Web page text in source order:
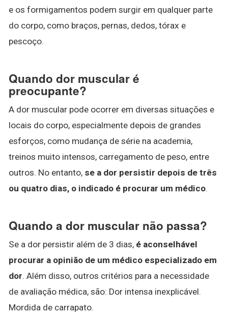
e os formigamentos podem surgir em qualquer parte
do corpo, como braços, pernas, dedos, tórax e
pescoço.
Quando dor muscular é
preocupante?
A dor muscular pode ocorrer em diversas situações e
locais do corpo, especialmente depois de grandes
esforços, como mudança de série na academia,
treinos muito intensos, carregamento de peso, entre
outros. No entanto, se a dor persistir depois de três
ou quatro dias, o indicado é procurar um médico.
Quando a dor muscular não passa?
Se a dor persistir além de 3 dias, é aconselhável
procurar a opinião de um médico especializado em
dor. Além disso, outros critérios para a necessidade
de avaliação médica, são: Dor intensa inexplicável.
Mordida de carrapato.